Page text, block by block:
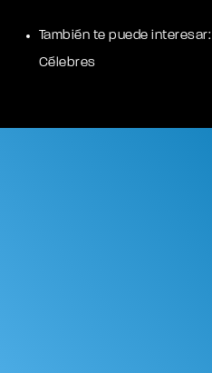
También te puede interesar:
Célebres